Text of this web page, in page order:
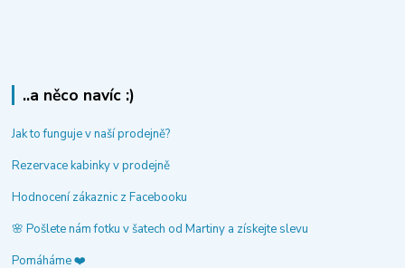
..a něco navíc :)
Jak to funguje v naší prodejně?
Rezervace kabinky v prodejně
Hodnocení zákaznic z Facebooku
🌸 Pošlete nám fotku v šatech od Martiny a získejte slevu
Pomáháme ❤️